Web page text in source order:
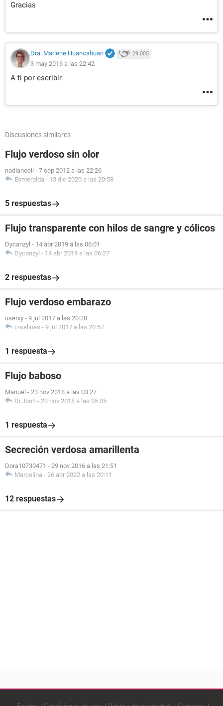
Gracias
Dra. Marlene Huancahuari 29.005
3 may 2016 a las 22:42
A ti por escribir
Discusiones similares
Flujo verdoso sin olor
nadianoeli - 7 sep 2012 a las 22:26
Esmeralda - 13 dic 2020 a las 20:58
5 respuestas
Flujo transparente con hilos de sangre y cólicos
Dycanzyl - 14 abr 2019 a las 06:01
Dycanzyl - 14 abr 2019 a las 06:27
2 respuestas
Flujo verdoso embarazo
userxy - 9 jul 2017 a las 20:28
c-salinas - 9 jul 2017 a las 20:57
1 respuesta
Flujo baboso
Manuel - 23 nov 2018 a las 03:27
Dr.Josh - 23 nov 2018 a las 05:05
1 respuesta
Secreción verdosa amarillenta
Dora10730471 - 29 nov 2016 a las 21:51
Marcelina - 26 abr 2022 a las 20:11
12 respuestas